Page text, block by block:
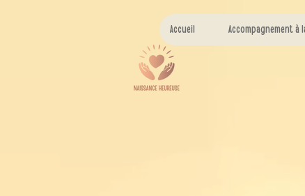
Accueil Accompagnement à